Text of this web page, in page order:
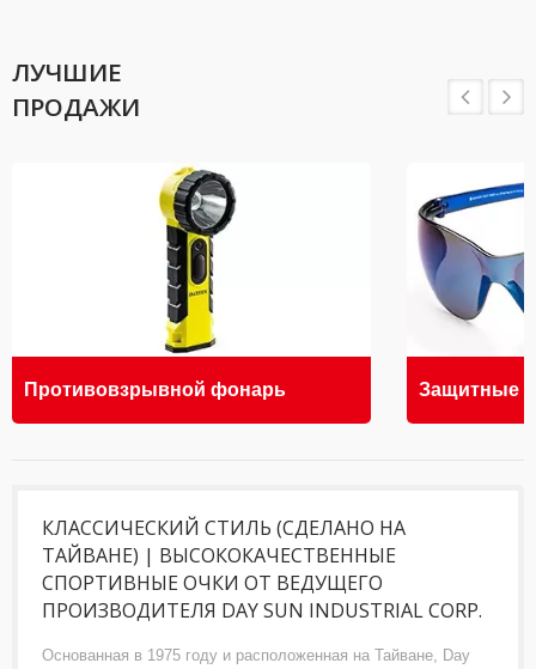
ЛУЧШИЕ
ПРОДАЖИ
Противовзрывной фонарь Защитные
КЛАССИЧЕСКИЙ СТИЛЬ (СДЕЛАНО НА
ТАЙВАНЕ) | ВЫСОКОКАЧЕСТВЕННЫЕ
СПОРТИВНЫЕ ОЧКИ ОТ ВЕДУЩЕГО
ПРОИЗВОДИТЕЛЯ DAY SUN INDUSTRIAL CORP.
Основанная в 1975 году и расположенная на Тайване, Day